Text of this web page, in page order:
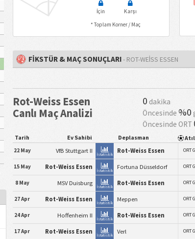
İçin
Karşı
* Toplam Korner / Maç
FİKSTÜR & MAÇ SONUÇLARI- ROT-WEISS ESSEN
Rot-Weiss Essen
Canlı Maç Analizi
0 dakika
Öncesinde %0
Öncesinde ORT
Tarih Ev Sahibi Deplasman
22 May VfB Stuttgart II
İstatistik
Rot-Weiss Essen ORT
15 May Rot-Weiss Essen
İstatistik
Fortuna Düsseldorf ORT
8 May MSV Duisburg
İstatistik
Rot-Weiss Essen ORT
27 Apr Rot-Weiss Essen
İstatistik
Meppen ORT
24 Apr Hoffenheim II
İstatistik
Rot-Weiss Essen ORT
17 Apr Rot-Weiss Essen
İstatistik
Verl ORT